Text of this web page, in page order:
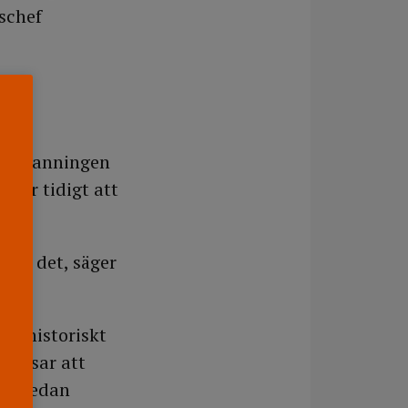
för tidigt att
i det, säger
historiskt
visar att
medan